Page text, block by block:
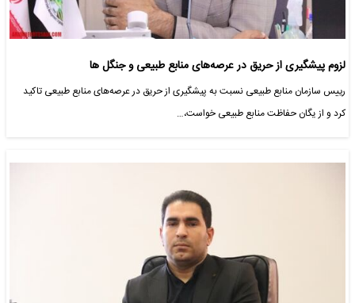
لزوم پیشگیری از حریق در عرصه‌های منابع طبیعی و جنگل ها
رییس سازمان منابع طبیعی نسبت به پیشگیری از حریق در عرصه‌های منابع طبیعی تاکید
کرد و از یگان حفاظت منابع طبیعی خواست،…